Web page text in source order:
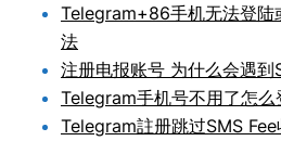
Telegram+86手机无法登陆
法
注册电报账号 为什么会遇到
Telegram手机号不用了怎么
Telegram註册跳过SMS